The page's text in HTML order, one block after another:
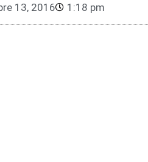
13, 2016 1:18 pm